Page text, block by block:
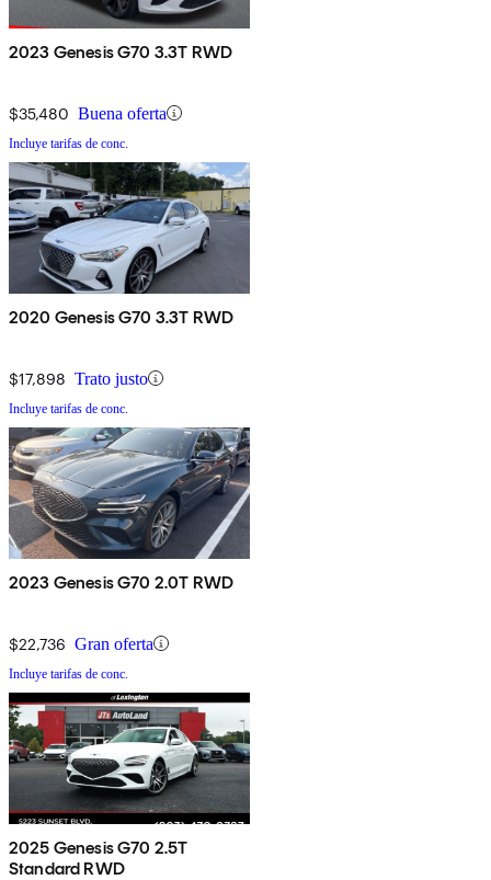
2023 Genesis G70 3.3T RWD
$35,480 Buena oferta
Incluye tarifas de conc.
2020 Genesis G70 3.3T RWD
$17,898 Trato justo
Incluye tarifas de conc.
2023 Genesis G70 2.0T RWD
$22,736 Gran oferta
Incluye tarifas de conc.
2025 Genesis G70 2.5T
Standard RWD